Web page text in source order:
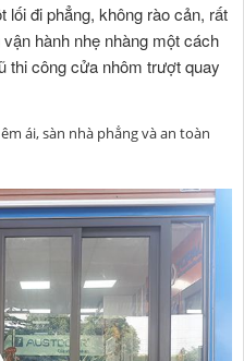
lối đi phẳng, không rào cản, rất
hành nhẹ nhàng một cách
thi công cửa nhôm trượt quay
ái, sàn nhà phẳng và an toàn